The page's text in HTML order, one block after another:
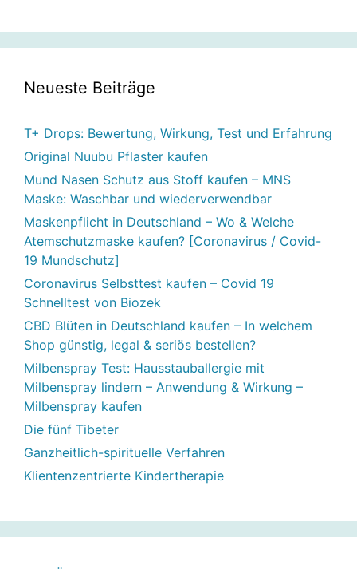
Neueste Beiträge
T+ Drops: Bewertung, Wirkung, Test und Erfahrung
Original Nuubu Pflaster kaufen
Mund Nasen Schutz aus Stoff kaufen – MNS
Maske: Waschbar und wiederverwendbar
Maskenpflicht in Deutschland – Wo & Welche
Atemschutzmaske kaufen? [Coronavirus / Covid-
19 Mundschutz]
Coronavirus Selbsttest kaufen – Covid 19
Schnelltest von Biozek
CBD Blüten in Deutschland kaufen – In welchem
Shop günstig, legal & seriös bestellen?
Milbenspray Test: Hausstauballergie mit
Milbenspray lindern – Anwendung & Wirkung –
Milbenspray kaufen
Die fünf Tibeter
Ganzheitlich-spirituelle Verfahren
Klientenzentrierte Kindertherapie